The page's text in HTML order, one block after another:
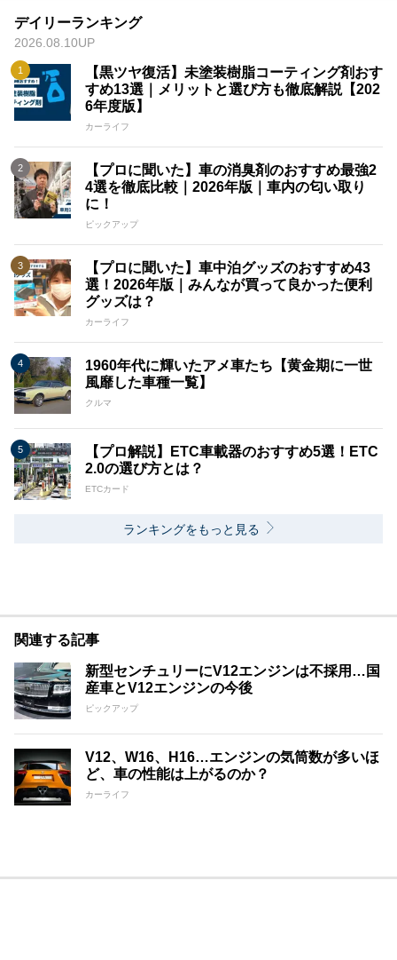
デイリーランキング
2026.08.10UP
【黒ツヤ復活】未塗装樹脂コーティング剤おす
すめ13選｜メリットと選び方も徹底解説【202
6年度版】
カーライフ
【プロに聞いた】車の消臭剤のおすすめ最強2
4選を徹底比較｜2026年版｜車内の匂い取り
に！
ピックアップ
【プロに聞いた】車中泊グッズのおすすめ43
選！2026年版｜みんなが買って良かった便利
グッズは？
カーライフ
1960年代に輝いたアメ車たち【黄金期に一世
風靡した車種一覧】
クルマ
【プロ解説】ETC車載器のおすすめ5選！ETC
2.0の選び方とは？
ETCカード
ランキングをもっと見る
関連する記事
新型センチュリーにV12エンジンは不採用…国
産車とV12エンジンの今後
ピックアップ
V12、W16、H16…エンジンの気筒数が多いほ
ど、車の性能は上がるのか？
カーライフ